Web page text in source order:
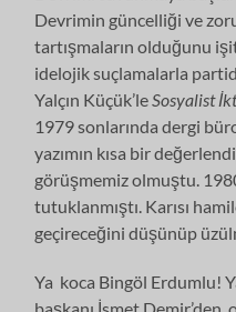
Devrimin güncelliği ve
tartışmaların olduğunu
idelojik suçlamalarla
Yalçın Küçük’le Sosyalist
1979 sonlarında dergi
yazımın kısa bir
görüşmemiz olmuştu.
tutuklanmıştı. Karısı
geçireceğini düşünüp
Ya koca Bingöl Erdumlu!
başkanı İsmet Demir’den,